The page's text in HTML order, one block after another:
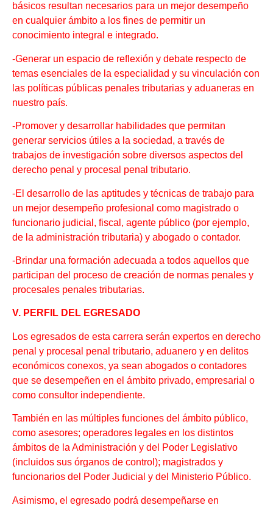
básicos resultan necesarios para un mejor desempeño
en cualquier ámbito a los fines de permitir un
conocimiento integral e integrado.
-Generar un espacio de reflexión y debate respecto de
temas esenciales de la especialidad y su vinculación con
las políticas públicas penales tributarias y aduaneras en
nuestro país.
-Promover y desarrollar habilidades que permitan
generar servicios útiles a la sociedad, a través de
trabajos de investigación sobre diversos aspectos del
derecho penal y procesal penal tributario.
-El desarrollo de las aptitudes y técnicas de trabajo para
un mejor desempeño profesional como magistrado o
funcionario judicial, fiscal, agente público (por ejemplo,
de la administración tributaria) y abogado o contador.
-Brindar una formación adecuada a todos aquellos que
participan del proceso de creación de normas penales y
procesales penales tributarias.
V. PERFIL DEL EGRESADO
Los egresados de esta carrera serán expertos en derecho
penal y procesal penal tributario, aduanero y en delitos
económicos conexos, ya sean abogados o contadores
que se desempeñen en el ámbito privado, empresarial o
como consultor independiente.
También en las múltiples funciones del ámbito público,
como asesores; operadores legales en los distintos
ámbitos de la Administración y del Poder Legislativo
(incluidos sus órganos de control); magistrados y
funcionarios del Poder Judicial y del Ministerio Público.
Asimismo, el egresado podrá desempeñarse en